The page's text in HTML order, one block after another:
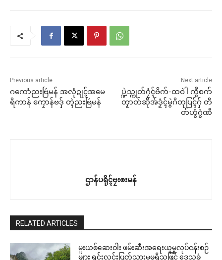
Previous article
ဂကောံညးဗြဴမန် အလုံဍုၚ်အမေ
ရိကာန် ကၠောန်ဗဒှ် တ္ၚဲညးဗြဴမန်
Next article
ပ္ဍဲသ္ကုတ်ဂၠံၚ်ဗိက်-ထဝဲါ ကွဳစက်
တၟာတ်ဆိုအ်ဒၟံၚ်မွဲဂိတုပြၚ်ဂှ် တိ
တ်ဟွံဂွံဏီ
ဌာန်ပရိုၚ်ဗၠးၜးမန်
RELATED ARTICLES
မူးယစ်ဆေးဝါး ဖမ်းဆီးအရေးယူမှုလုပ်ငန်းစဉ်
များ ရှင်းလင်းပြတ်သားမှုမရှိသဖြင့် ဒေသခံ